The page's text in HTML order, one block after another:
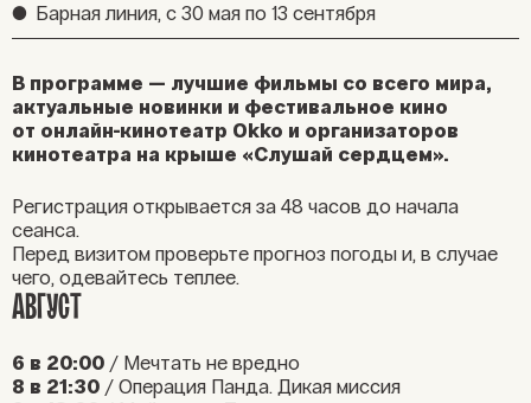
● Барная линия,с 30 мая по 13 сентября
В программе — лучшие фильмы со всего мира,
актуальные новинки и фестивальное кино
от онлайн-кинотеатр Okko и организаторов
кинотеатра на крыше «Слушай сердцем».
Регистрация открывается за 48 часов до начала
сеанса.
Перед визитом проверьте прогноз погоды и, в случае
чего, одевайтесь теплее.
АВГУСТ
6 в 20:00/ Мечтать не вредно
8 в 21:30/ Операция Панда. Дикая миссия